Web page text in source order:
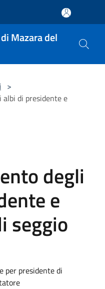
Mazara del
>
di presidente e
degli
e
seggio
per presidente di